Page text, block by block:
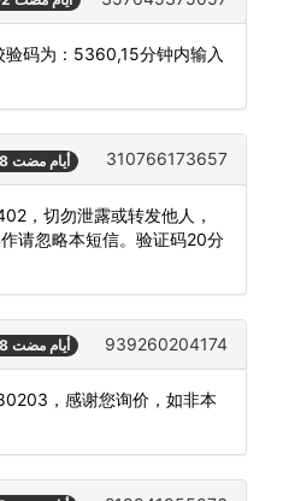
验码为：5360,15分钟内输入
218 أيام مضت 310766173657
，切勿泄露或转发他人，
请忽略本短信。验证码20分
218 أيام مضت 939260204174
，感谢您询价，如非本